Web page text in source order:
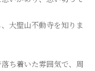
大聖山不動寺を知りま
ち着いた雰囲気で、周